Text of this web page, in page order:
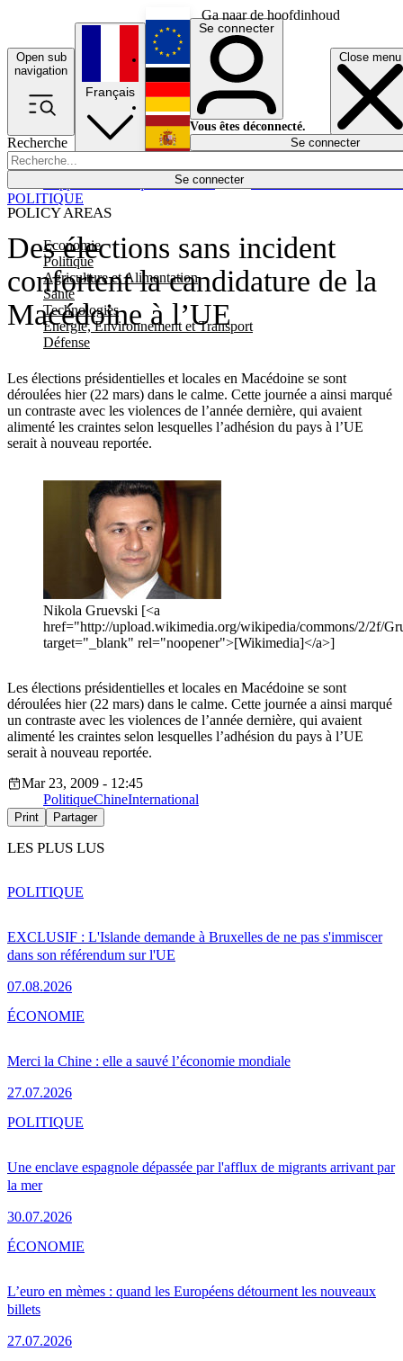
Ga naar de hoofdinhoud
Open sub
navigation
Close menu
Recherche
Se connecter
POLICY AREAS
Economie
Politique
Agriculture et Alimentation
Santé
Technologies
Energie, Environnement et Transport
Défense
Économie
Français
English
Deutsch
Español
Se connecter
Vous êtes déconnecté.
Se connecter
Des élections sans incident
confortent la candidature de la
Macédoine à l’UE
Les élections présidentielles et locales en Macédoine se sont
déroulées hier (22 mars) dans le calme. Cette journée a ainsi marqué
un contraste avec les violences de l’année dernière, qui avaient
alimenté les craintes selon lesquelles l’adhésion du pays à l’UE
serait à nouveau reportée.
POLITIQUE
Nikola Gruevski [<a
href="http://upload.wikimedia.org/wikipedia/commons/2/2f/
target="_blank" rel="noopener">[Wikimedia]</a>]
Les élections présidentielles et locales en Macédoine se sont
déroulées hier (22 mars) dans le calme. Cette journée a ainsi marqué
un contraste avec les violences de l’année dernière, qui avaient
alimenté les craintes selon lesquelles l’adhésion du pays à l’UE
serait à nouveau reportée.
Mar 23, 2009 - 12:45
PolitiqueChineInternational
Print Partager
LES PLUS LUS
EXCLUSIF : L'Islande demande à Bruxelles de ne pas s'immiscer
dans son référendum sur l'UE
07.08.2026
POLITIQUE
Merci la Chine : elle a sauvé l’économie mondiale
27.07.2026
ÉCONOMIE
Une enclave espagnole dépassée par l'afflux de migrants arrivant par
la mer
30.07.2026
POLITIQUE
L’euro en mèmes : quand les Européens détournent les nouveaux
billets
27.07.2026
ÉCONOMIE